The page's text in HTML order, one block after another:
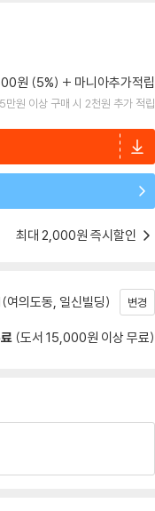
원 (5%) 마니아추가적립
5만원 이상 구매 시 2천원 추가 적립
최대 2,000원 즉시할인
여의도동, 일신빌딩) 변경
(도서 15,000원 이상 무료)